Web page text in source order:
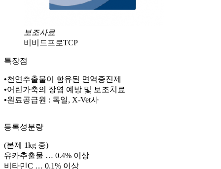
보조사료
비비드프로TCP
특장점
•천연추출물이 함유된 면역증진제
•어린가축의 장염 예방 및 보조치료
•원료공급원 : 독일, X-Vet사
등록성분량
(본제 1kg 중)
유카추출물 … 0.4% 이상
비타민C … 0.1% 이상